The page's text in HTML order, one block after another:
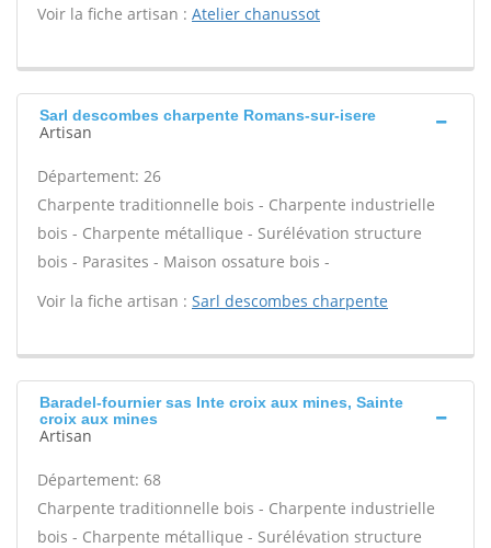
Voir la fiche artisan : Atelier chanussot
Sarl descombes charpente Romans-sur-isere
Artisan
Département: 26
Charpente traditionnelle bois - Charpente industrielle
bois - Charpente métallique - Surélévation structure
bois - Parasites - Maison ossature bois -
Voir la fiche artisan : Sarl descombes charpente
Baradel-fournier sas Inte croix aux mines, Sainte
croix aux mines
Artisan
Département: 68
Charpente traditionnelle bois - Charpente industrielle
bois - Charpente métallique - Surélévation structure